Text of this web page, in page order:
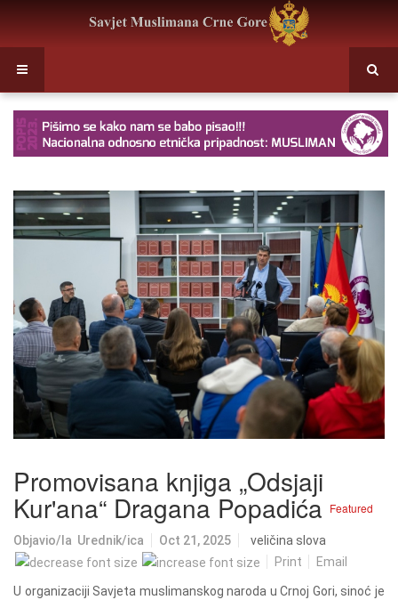
Promovisana knjiga „Odsjaji
Kur'ana“ Dragana Popadića Featured
Objavio/la Urednik/ica Oct 21, 2025
veličina slova
Print
Email
U organizaciji Savjeta muslimanskog naroda u Crnoj Gori, sinoć je